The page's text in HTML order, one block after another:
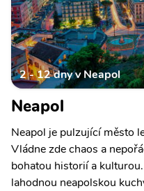
2 - 12 dny v Neapol
Neapol
Neapol je pulzující město
Vládne zde chaos a
bohatou historií a
lahodnou neapolskou